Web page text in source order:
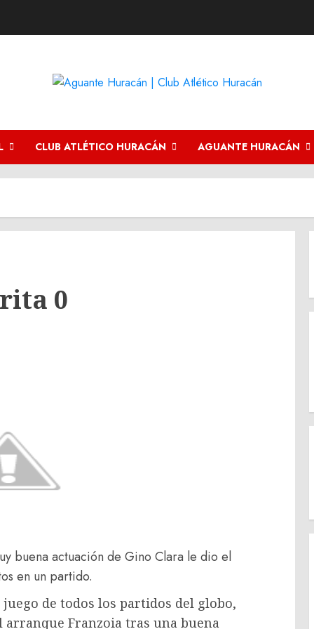
CLUB ATLÉTICO HURACÁN AGUANTE HURACÁN
0
buena actuación de Gino Clara le dio el
en un partido.
de todos los partidos del globo,
arranque Franzoia tras una buena